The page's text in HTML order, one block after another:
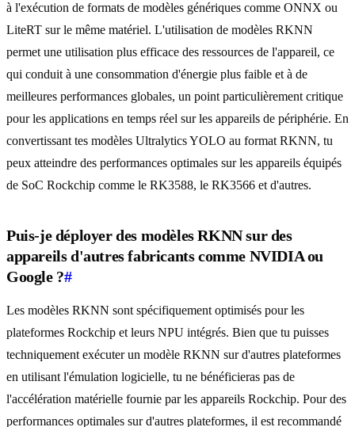
à l'exécution de formats de modèles génériques comme ONNX ou
LiteRT sur le même matériel. L'utilisation de modèles RKNN
permet une utilisation plus efficace des ressources de l'appareil, ce
qui conduit à une consommation d'énergie plus faible et à de
meilleures performances globales, un point particulièrement critique
pour les applications en temps réel sur les appareils de périphérie. En
convertissant tes modèles Ultralytics YOLO au format RKNN, tu
peux atteindre des performances optimales sur les appareils équipés
de SoC Rockchip comme le RK3588, le RK3566 et d'autres.
Puis-je déployer des modèles RKNN sur des
appareils d'autres fabricants comme NVIDIA ou
Google ?#
Les modèles RKNN sont spécifiquement optimisés pour les
plateformes Rockchip et leurs NPU intégrés. Bien que tu puisses
techniquement exécuter un modèle RKNN sur d'autres plateformes
en utilisant l'émulation logicielle, tu ne bénéficieras pas de
l'accélération matérielle fournie par les appareils Rockchip. Pour des
performances optimales sur d'autres plateformes, il est recommandé